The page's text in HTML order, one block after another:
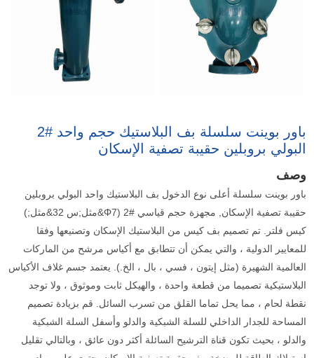
باور بوينت سلسلة بف البلاستيك حجم واحد #2
البولي بروبلين حقيبة تصفية الإسكان
وصف
باور بوينت سلسلة أعلى نوع الدخول بف البلاستيك واحد البولي بروبلين
حقيبة تصفية الإسكان, مجهزة حجم قياسي #2 (Φ7&مثل;س 32&مثل;)
كيس فلتر. تم تصميم بف كيس من البلاستيك الإسكان وتصنيعها وفقا
للمعايير الدولية ، والتي يمكن أن تتطابق مع أكياس مرشح من الماركات
العالمية الشهيرة (مثل إيتون ، فسي ، بال ، الخ.). يعتمد جسم غلاف الأكياس
البلاستيكية تصميما من قطعة واحدة ، والهيكل ثابت وموثوق ، ولا توجد
نقطة لحام ، مما يحل تماما القلق من تسرب السائل. قم بزيادة تصميم
المساحة للجدار الداخلي للسلة الشبكية والدلو وأسفل السلة الشبكية
والدلو ، بحيث تكون قناة الترشيح السائلة أكثر دون عائق ، وبالتالي تقليل